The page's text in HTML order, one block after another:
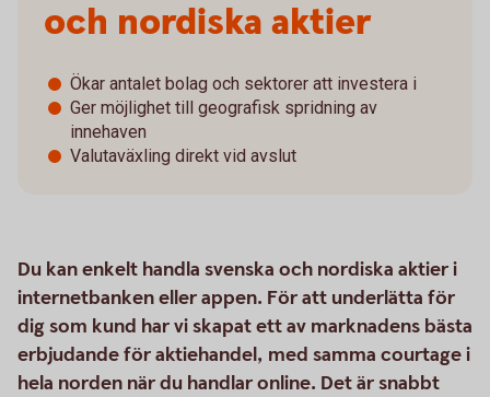
och nordiska aktier
Ökar antalet bolag och sektorer att investera i
Ger möjlighet till geografisk spridning av
innehaven
Valutaväxling direkt vid avslut
Du kan enkelt handla svenska och nordiska aktier i
internetbanken eller appen. För att underlätta för
dig som kund har vi skapat ett av marknadens bästa
erbjudande för aktiehandel, med samma courtage i
hela norden när du handlar online. Det är snabbt